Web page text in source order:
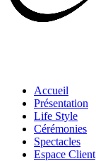
Accueil
Présentation
Life Style
Cérémonies
Spectacles
Espace Client